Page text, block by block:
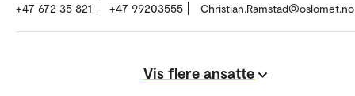
+47 672 35 821 +47 99203555 Christian.Ramstad@oslomet.no
Vis flere ansatte